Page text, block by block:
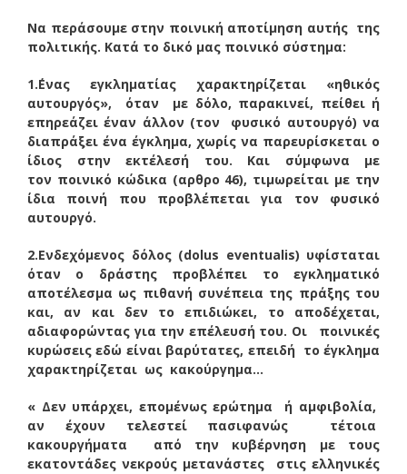
Να περάσουμε στην ποινική αποτίμηση αυτής της
πολιτικής. Κατά το δικό μας ποινικό σύστημα:
1.΄Ενας εγκληματίας χαρακτηρίζεται «ηθικός
αυτουργός», όταν με δόλο, παρακινεί, πείθει ή
επηρεάζει έναν άλλον (τον φυσικό αυτουργό) να
διαπράξει ένα έγκλημα, χωρίς να παρευρίσκεται ο
ίδιος στην εκτέλεσή του. Και σύμφωνα με
τον ποινικό κώδικα (αρθρο 46), τιμωρείται με την
ίδια ποινή που προβλέπεται για τον φυσικό
αυτουργό.
2.Ενδεχόμενος δόλος (dolus eventualis) υφίσταται
όταν ο δράστης προβλέπει το εγκληματικό
αποτέλεσμα ως πιθανή συνέπεια της πράξης του
και, αν και δεν το επιδιώκει, το αποδέχεται,
αδιαφορώντας για την επέλευσή του. Οι ποινικές
κυρώσεις εδώ είναι βαρύτατες, επειδή το έγκλημα
χαρακτηρίζεται ως κακούργημα…
« Δεν υπάρχει, επομένως ερώτημα ή αμφιβολία,
αν έχουν τελεστεί πασιφανώς τέτοια
κακουργήματα από την κυβέρνηση με τους
εκατοντάδες νεκρούς μετανάστες στις ελληνικές